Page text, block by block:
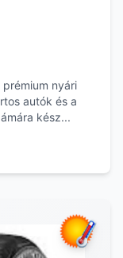
prémium nyári
autók és a
kész...